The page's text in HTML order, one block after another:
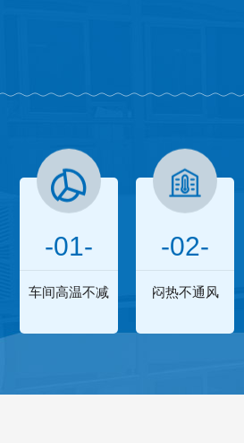
-01-
车间高温不减
-02-
闷热不通风